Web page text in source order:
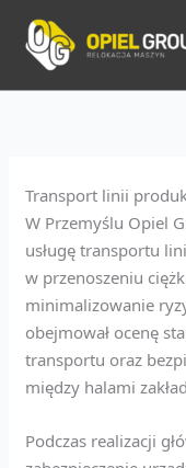
treści
Transport linii
W Przemyślu Opiel
usługę transportu
w przenoszeniu
minimalizowanie
obejmował ocenę
transportu oraz
między halami
Podczas realizacji